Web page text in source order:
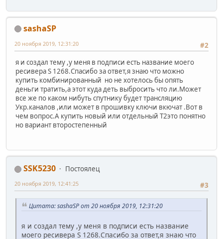
sashaSP
#2
20 ноября 2019, 12:31:20
я и создал тему ,у меня в подписи есть название моего
ресивера S 1268.Спасибо за ответ,я знаю что можно
купить комбинированный но не хотелось бы опять
деньги тратить,а этот куда деть выбросить что ли.Может
все же по каком нибуть спутнику будет трансляцию
Укр.каналов ,или может в прошивку ключи вкючат .Вот в
чем вопрос.А купить новый или отдельный Т2это понятно
но вариант второстепенный
SSK5230
Постоялец
#3
20 ноября 2019, 12:41:25
Цитата: sashaSP от 20 ноября 2019, 12:31:20
я и создал тему ,у меня в подписи есть название
моего ресивера S 1268.Спасибо за ответ,я знаю что